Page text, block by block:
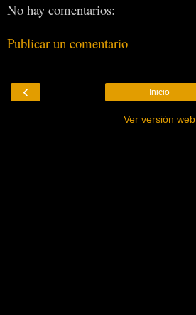
No hay comentarios:
Publicar un comentario
‹ Inicio
Ver versión web